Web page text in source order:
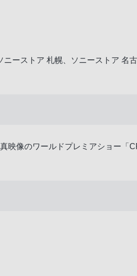
ーストア 札幌、ソニーストア 名
映像のワールドプレミアショー「